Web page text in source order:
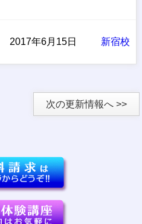
新宿校
2017年6月15日
次の更新情報へ >>